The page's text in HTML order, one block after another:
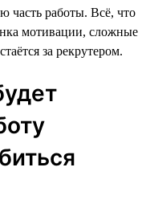
часть работы. Всё, что
мотивации, сложные
за рекрутером.